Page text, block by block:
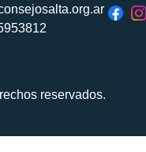
reservados.